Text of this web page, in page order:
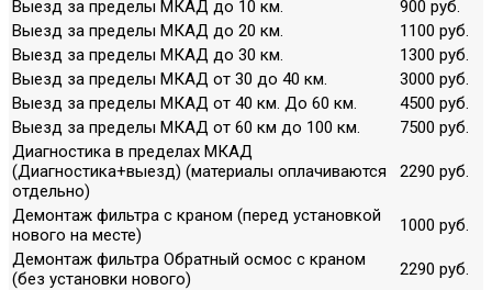
Выезд за пределы МКАД до 10 км.
900 руб.
Выезд за пределы МКАД до 20 км.
1100 руб.
Выезд за пределы МКАД до 30 км.
1300 руб.
Выезд за пределы МКАД от 30 до 40 км.
3000 руб.
Выезд за пределы МКАД от 40 км. До 60 км.
4500 руб.
Выезд за пределы МКАД от 60 км до 100 км.
7500 руб.
Диагностика в пределах МКАД
(Диагностика+выезд) (материалы оплачиваются
отдельно)
2290 руб.
Демонтаж фильтра с краном (перед установкой
нового на месте)
1000 руб.
Демонтаж фильтра Обратный осмос с краном
(без установки нового)
2290 руб.